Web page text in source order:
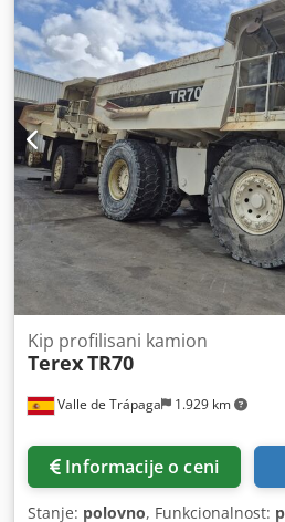
23,5R25 Dwsdewd Svlopfx Ablsa
masa: 19.500 kg Marka motora:
Valle de Trápaga 1.929 km
Kip profilisani kamion
TerexTR70
Informacije o ceni
Stanje: polovno, Funkcionalnost: